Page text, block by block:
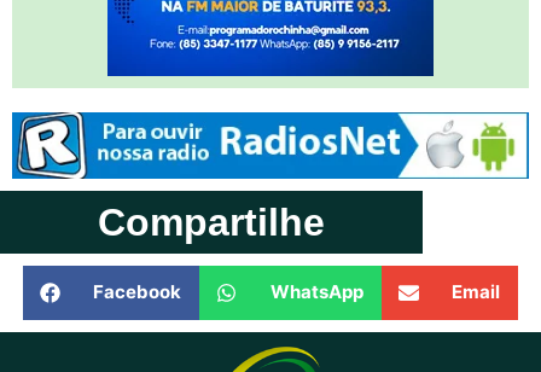
Compartilhe
Facebook WhatsApp Email